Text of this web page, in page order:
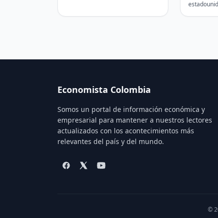
Economista Colombia
Somos un portal de información económica y
empresarial para mantener a nuestros lectores
actualizados con los acontecimientos más
relevantes del país y del mundo.
©